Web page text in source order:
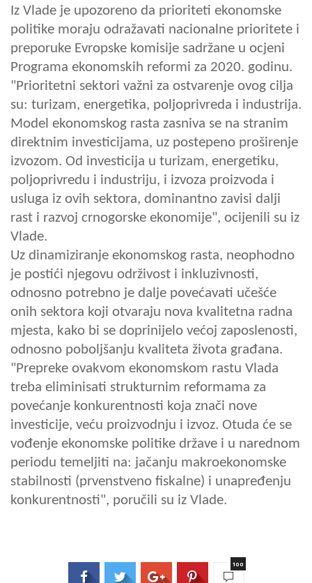
Iz Vlade je upozoreno da prioriteti ekonomske
politike moraju odražavati nacionalne prioritete i
preporuke Evropske komisije sadržane u ocjeni
Programa ekonomskih reformi za 2020. godinu.
"Prioritetni sektori važni za ostvarenje ovog cilja
su: turizam, energetika, poljoprivreda i industrija.
Model ekonomskog rasta zasniva se na stranim
direktnim investicijama, uz postepeno proširenje
izvozom. Od investicija u turizam, energetiku,
poljoprivredu i industriju, i izvoza proizvoda i
usluga iz ovih sektora, dominantno zavisi dalji
rast i razvoj crnogorske ekonomije", ocijenili su iz
Vlade.
Uz dinamiziranje ekonomskog rasta, neophodno
je postići njegovu održivost i inkluzivnosti,
odnosno potrebno je dalje povećavati učešće
onih sektora koji otvaraju nova kvalitetna radna
mjesta, kako bi se doprinijelo većoj zaposlenosti,
odnosno poboljšanju kvaliteta života građana.
"Prepreke ovakvom ekonomskom rastu Vlada
treba eliminisati strukturnim reformama za
povećanje konkurentnosti koja znači nove
investicije, veću proizvodnju i izvoz. Otuda će se
vođenje ekonomske politike države i u narednom
periodu temeljiti na: jačanju makroekonomske
stabilnosti (prvenstveno fiskalne) i unapređenju
konkurentnosti", poručili su iz Vlade.
100